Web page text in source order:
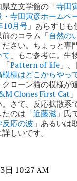
県立文学館の「寺田
・寺田寅彦ホームペ
10月号 」あらすじ
のコラム「自然の
ださい。ちょっと専
」もご参考に。生
「Pattern of life 」
様はどこからやっ
ローン猫の模様が
Clones First Cat
さて、反応拡散系
のは「近藤滋 」氏
応の波 」あるいは
詳しいです。
日 10:27 AM